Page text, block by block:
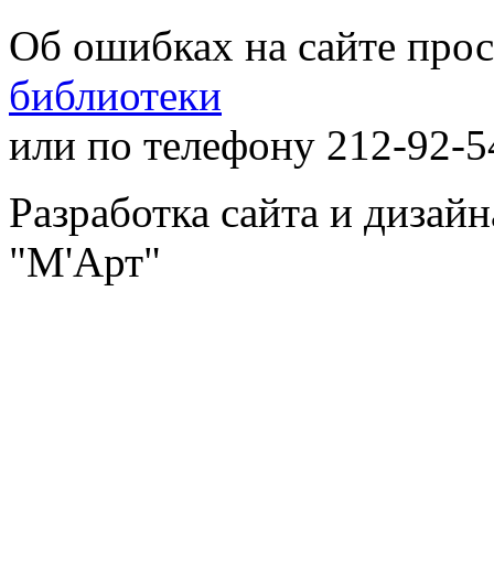
Об ошибках на сайте
библиотеки
или по телефону 212-92-
Разработка сайта и
"М'Арт"